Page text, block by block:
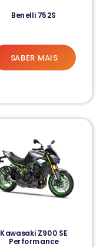
Benelli 752S
SABER MAIS
Kawasaki Z900 SE
Performance